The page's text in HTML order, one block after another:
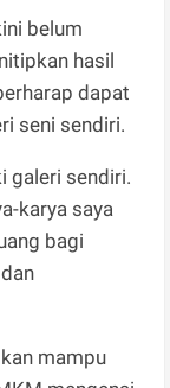
belum
hasil
dapat
seni sendiri.
galeri sendiri.
karya saya
bagi
mampu